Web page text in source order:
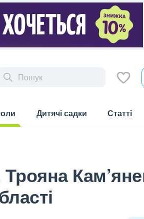
Дитячі садки Статті